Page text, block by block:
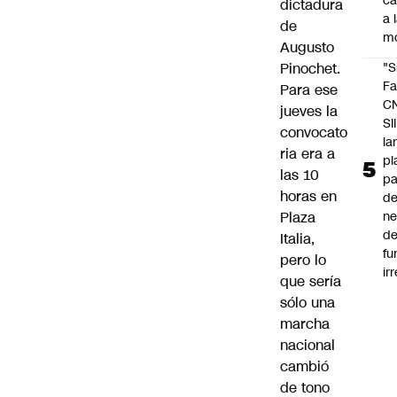
dictadura
de
Augusto
Pinochet.
Para ese
jueves la
convocato
ria era a
las 10
horas en
Plaza
Italia,
pero lo
que sería
sólo una
marcha
nacional
cambió
de tono
a
SII
de